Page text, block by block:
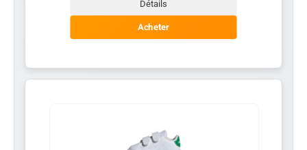
Détails
Acheter